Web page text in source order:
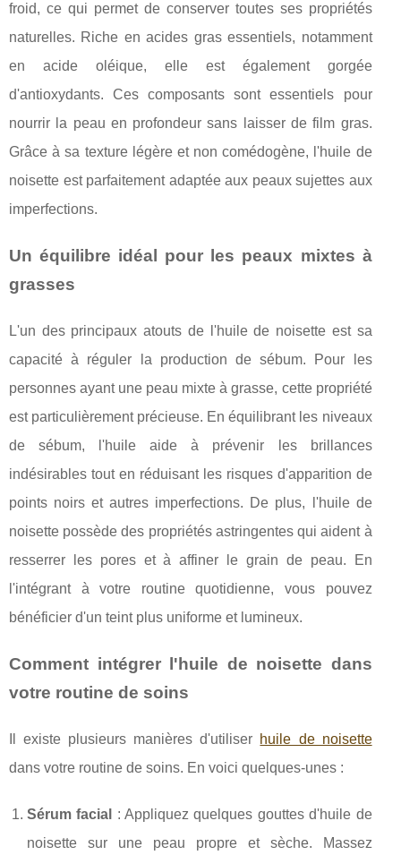
froid, ce qui permet de conserver toutes ses propriétés
naturelles. Riche en acides gras essentiels, notamment
en acide oléique, elle est également gorgée
d'antioxydants. Ces composants sont essentiels pour
nourrir la peau en profondeur sans laisser de film gras.
Grâce à sa texture légère et non comédogène, l'huile de
noisette est parfaitement adaptée aux peaux sujettes aux
imperfections.
Un équilibre idéal pour les peaux mixtes à
grasses
L'un des principaux atouts de l'huile de noisette est sa
capacité à réguler la production de sébum. Pour les
personnes ayant une peau mixte à grasse, cette propriété
est particulièrement précieuse. En équilibrant les niveaux
de sébum, l'huile aide à prévenir les brillances
indésirables tout en réduisant les risques d'apparition de
points noirs et autres imperfections. De plus, l'huile de
noisette possède des propriétés astringentes qui aident à
resserrer les pores et à affiner le grain de peau. En
l'intégrant à votre routine quotidienne, vous pouvez
bénéficier d'un teint plus uniforme et lumineux.
Comment intégrer l'huile de noisette dans
votre routine de soins
Il existe plusieurs manières d'utiliser huile de noisette
dans votre routine de soins. En voici quelques-unes :
Sérum facial
: Appliquez quelques gouttes d'huile de
noisette sur une peau propre et sèche. Massez